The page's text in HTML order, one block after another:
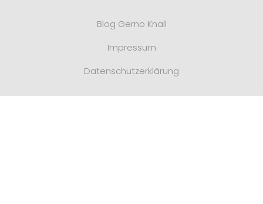
Blog Gerno Knall
Impressum
Datenschutzerklärung